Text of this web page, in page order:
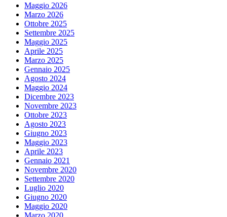
Maggio 2026
Marzo 2026
Ottobre 2025
Settembre 2025
Maggio 2025
Aprile 2025
Marzo 2025
Gennaio 2025
Agosto 2024
Maggio 2024
Dicembre 2023
Novembre 2023
Ottobre 2023
Agosto 2023
Giugno 2023
Maggio 2023
Aprile 2023
Gennaio 2021
Novembre 2020
Settembre 2020
Luglio 2020
Giugno 2020
Maggio 2020
Marzo 2020